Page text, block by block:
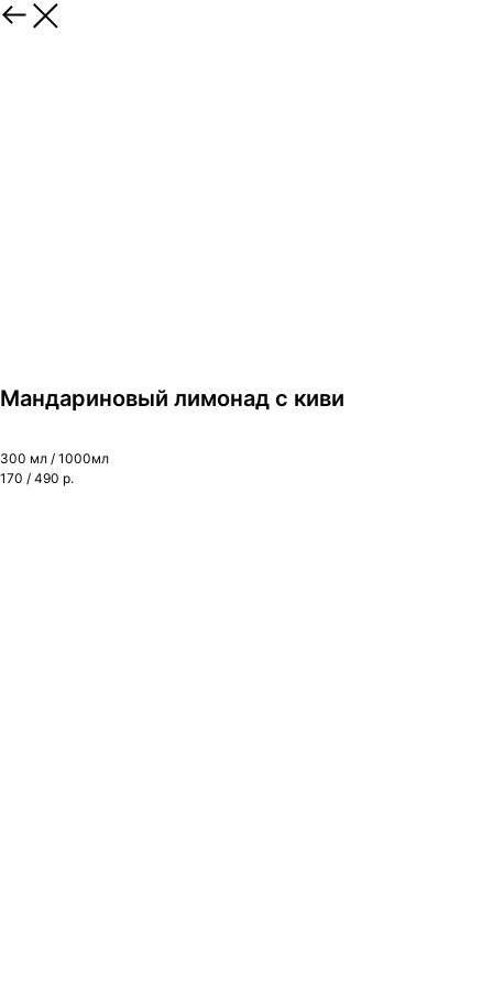
Мандариновый лимонад с киви
300 мл / 1000мл
170 / 490 р.